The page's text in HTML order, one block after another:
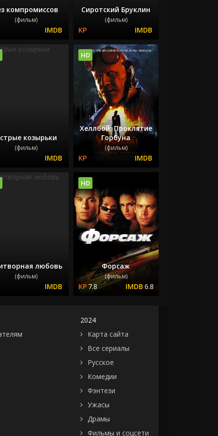
компромиссов
(фильм)
Сиротский Бруклин
(фильм)
козырьки
(фильм)
Хеллбой: Проклятие
Горбуна
(фильм)
HD
любовь
(фильм)
Форсаж
(фильм)
7.8 6.8
HD
2024
Карта сайта
Все сериалы
Русское
Комедии
Фэнтези
Ужасы
Драмы
Фильмы и соцсети